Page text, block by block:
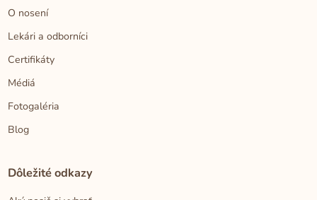
O nosení
Lekári a odborníci
Certifikáty
Médiá
Fotogaléria
Blog
Dôležité odkazy